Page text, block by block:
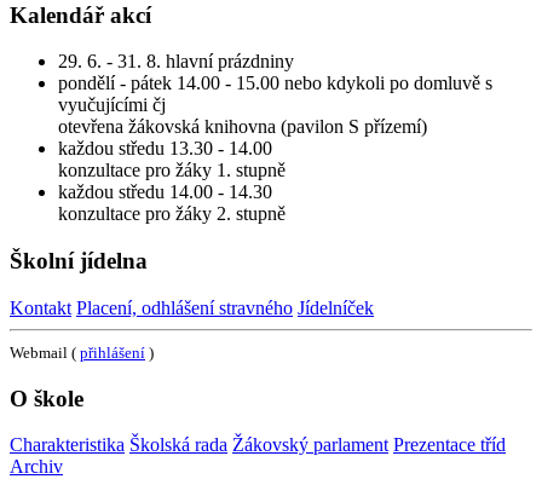
Kalendář akcí
29. 6. - 31. 8. hlavní prázdniny
pondělí - pátek 14.00 - 15.00 nebo kdykoli po domluvě s
vyučujícími čj
otevřena žákovská knihovna (pavilon S přízemí)
každou středu 13.30 - 14.00
konzultace pro žáky 1. stupně
každou středu 14.00 - 14.30
konzultace pro žáky 2. stupně
Školní jídelna
Kontakt Placení, odhlášení stravného Jídelníček
Webmail ( přihlášení )
O škole
Charakteristika Školská rada Žákovský parlament Prezentace tříd
Archiv